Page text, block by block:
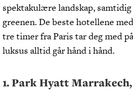
spektakulære landskap,
greenen. De beste hotellene
tre timer fra Paris tar deg med
luksus alltid går hånd i hånd.
1. Park Hyatt